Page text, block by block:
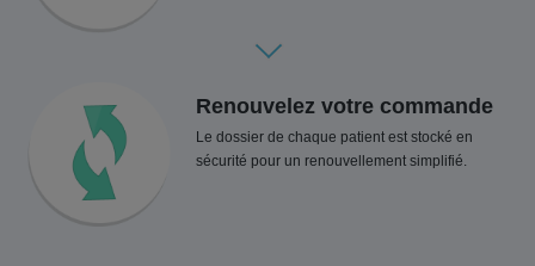
Renouvelez votre commande
Le dossier de chaque patient est stocké en
sécurité pour un renouvellement simplifié.